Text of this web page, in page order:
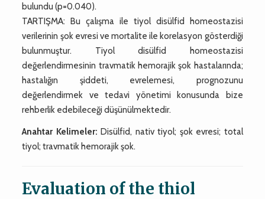
bulundu (p=0.040).
TARTIŞMA: Bu çalışma ile tiyol disülfid homeostazisi
verilerinin şok evresi ve mortalite ile korelasyon gösterdiği
bulunmuştur. Tiyol disülfid homeostazisi
değerlendirmesinin travmatik hemorajik şok hastalarında;
hastalığın şiddeti, evrelemesi, prognozunu
değerlendirmek ve tedavi yönetimi konusunda bize
rehberlik edebileceği düşünülmektedir.
Anahtar Kelimeler: Disülfid, nativ tiyol; şok evresi; total
tiyol; travmatik hemorajik şok.
Evaluation of the thiol